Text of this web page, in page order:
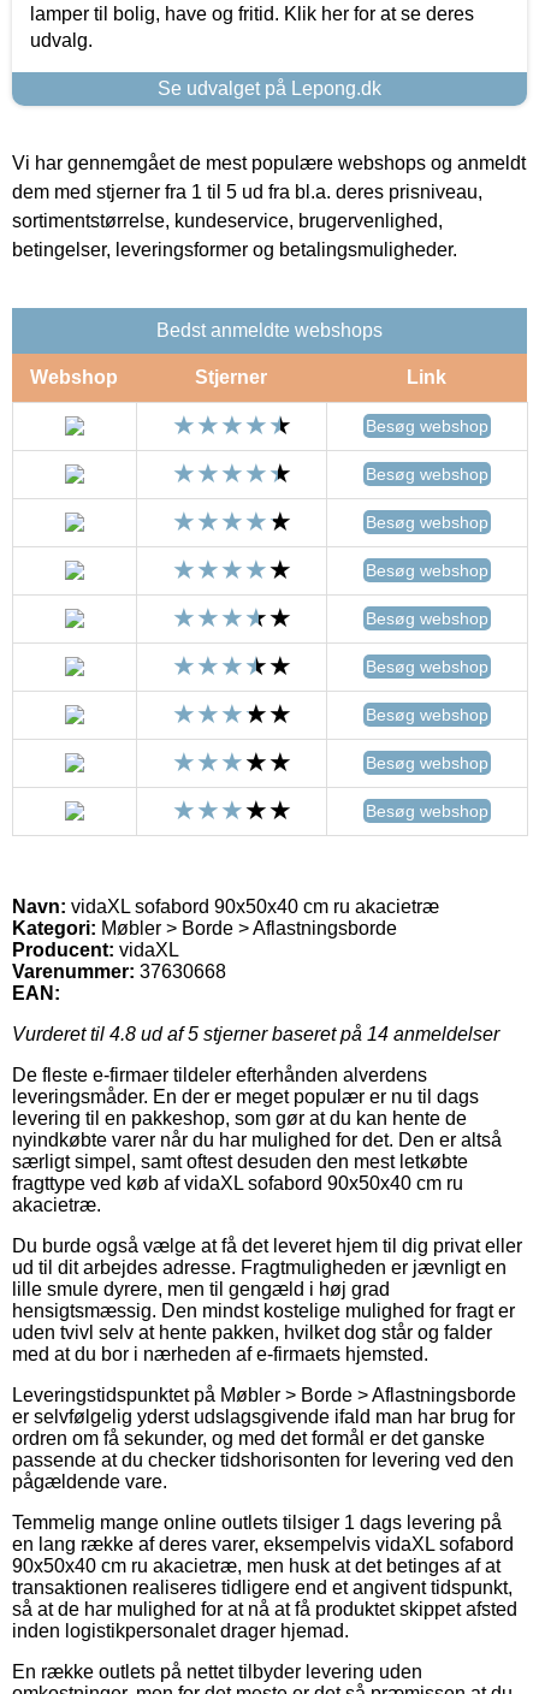
lamper til bolig, have og fritid. Klik her for at se deres
udvalg.
Se udvalget på Lepong.dk
Vi har gennemgået de mest populære webshops og anmeldt
dem med stjerner fra 1 til 5 ud fra bl.a. deres prisniveau,
sortimentstørrelse, kundeservice, brugervenlighed,
betingelser, leveringsformer og betalingsmuligheder.
Bedst anmeldte webshops
Webshop Stjerner Link
Besøg webshop
Besøg webshop
Besøg webshop
Besøg webshop
Besøg webshop
Besøg webshop
Besøg webshop
Besøg webshop
Besøg webshop
Navn: vidaXL sofabord 90x50x40 cm ru akacietræ
Kategori: Møbler > Borde > Aflastningsborde
Producent: vidaXL
Varenummer: 37630668
EAN:
Vurderet til 4.8 ud af 5 stjerner baseret på 14 anmeldelser
De fleste e-firmaer tildeler efterhånden alverdens
leveringsmåder. En der er meget populær er nu til dags
levering til en pakkeshop, som gør at du kan hente de
nyindkøbte varer når du har mulighed for det. Den er altså
særligt simpel, samt oftest desuden den mest letkøbte
fragttype ved køb af vidaXL sofabord 90x50x40 cm ru
akacietræ.
Du burde også vælge at få det leveret hjem til dig privat eller
ud til dit arbejdes adresse. Fragtmuligheden er jævnligt en
lille smule dyrere, men til gengæld i høj grad
hensigtsmæssig. Den mindst kostelige mulighed for fragt er
uden tvivl selv at hente pakken, hvilket dog står og falder
med at du bor i nærheden af e-firmaets hjemsted.
Leveringstidspunktet på Møbler > Borde > Aflastningsborde
er selvfølgelig yderst udslagsgivende ifald man har brug for
ordren om få sekunder, og med det formål er det ganske
passende at du checker tidshorisonten for levering ved den
pågældende vare.
Temmelig mange online outlets tilsiger 1 dags levering på
en lang række af deres varer, eksempelvis vidaXL sofabord
90x50x40 cm ru akacietræ, men husk at det betinges af at
transaktionen realiseres tidligere end et angivent tidspunkt,
så at de har mulighed for at nå at få produktet skippet afsted
inden logistikpersonalet drager hjemad.
En række outlets på nettet tilbyder levering uden